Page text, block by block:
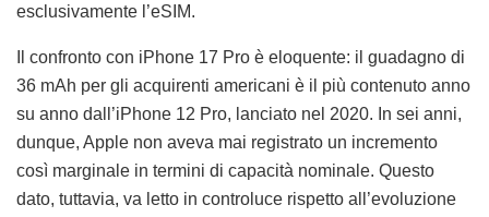
esclusivamente l’eSIM.
Il confronto con iPhone 17 Pro è eloquente: il guadagno di
36 mAh per gli acquirenti americani è il più contenuto anno
su anno dall’iPhone 12 Pro, lanciato nel 2020. In sei anni,
dunque, Apple non aveva mai registrato un incremento
così marginale in termini di capacità nominale. Questo
dato, tuttavia, va letto in controluce rispetto all’evoluzione